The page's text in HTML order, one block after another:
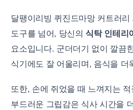
달팽이리빙 퀴진드마망 커트러
도구를 넘어, 당신의 식탁 인테리
요소입니다. 군더더기 없이 깔끔
식기에도 잘 어울리며, 음식을 더
또한, 손에 쥐었을 때 느껴지는
부드러운 그립감은 식사 시간을